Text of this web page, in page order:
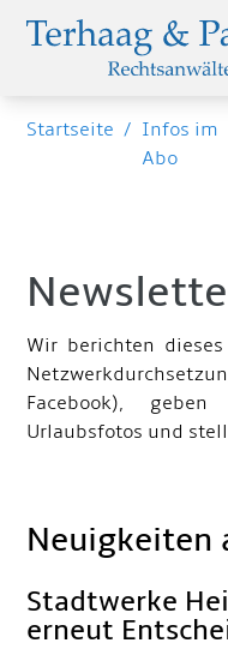
Startseite / Infos im
Abo
Wir berichten
Facebook),
Urlaubsfotos und
Neuigkeiten
Stadtwerke
erneut